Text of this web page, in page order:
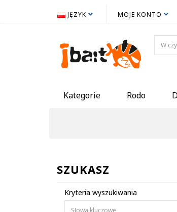
JĘZYK MOJE KONTO
Kategorie Rodo
SZUKASZ
Kryteria wyszukiwania